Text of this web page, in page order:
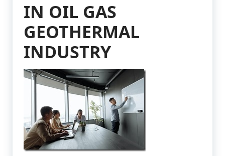
IN OIL GAS
GEOTHERMAL
INDUSTRY